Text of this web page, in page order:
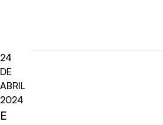
24
DE
ABRIL
2024
E